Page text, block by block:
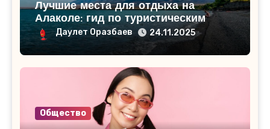
Лучшие места для отдыха на
Алаколе: гид по туристическим
базамДаулет Оразбаев 24.11.2025
Общество